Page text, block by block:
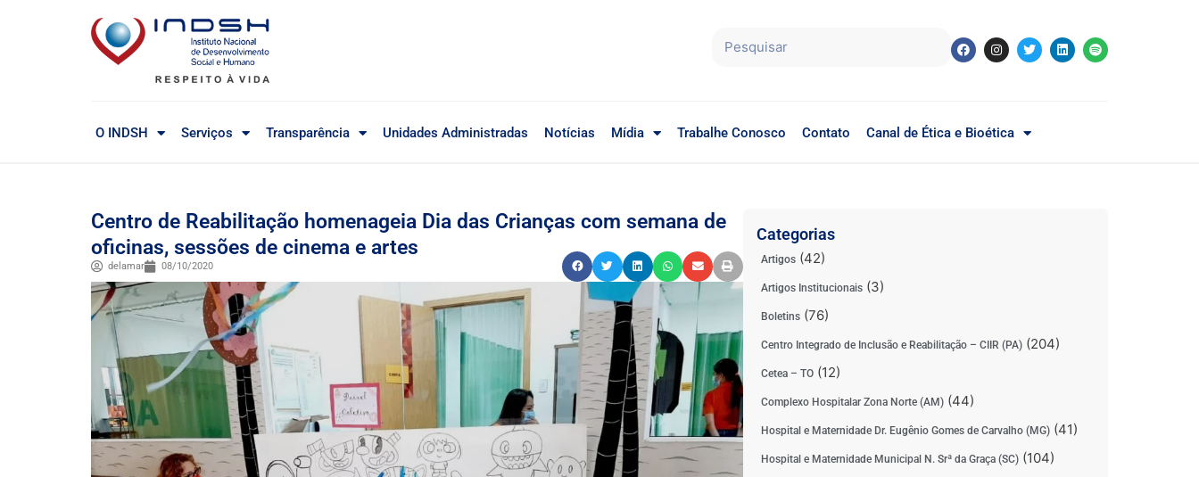
O INDSH Serviços Transparência Unidades Administradas Notícias Mídia Trabalhe Conosco Contato Canal de Ética e Bioética
Centro de Reabilitação homenageia Dia das Crianças com semana de
oficinas, sessões de cinema e artes
delamar 08/10/2020
Categorias
Artigos(42)
Artigos Institucionais(3)
Boletins(76)
Centro Integrado de Inclusão e Reabilitação – CIIR (PA)(204)
Cetea – TO(12)
Complexo Hospitalar Zona Norte (AM)(44)
Hospital e Maternidade Dr. Eugênio Gomes de Carvalho (MG)(41)
Hospital e Maternidade Municipal N. Srª da Graça (SC)(104)